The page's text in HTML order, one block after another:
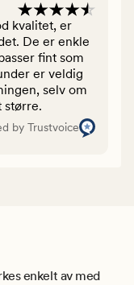
kvalitet, er
De er enkle
fint som
er veldig
selv om
større.
by Trustvoice
enkelt av med